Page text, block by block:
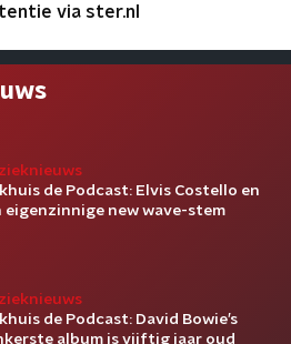
via ster.nl
de Podcast: Elvis Costello en
eigenzinnige new wave-stem
de Podcast: David Bowie’s
album is vijftig jaar oud